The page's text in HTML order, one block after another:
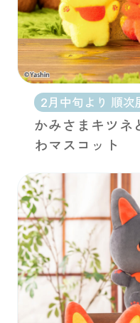
2月中旬より 順次
かみさまキツネ
わマスコット